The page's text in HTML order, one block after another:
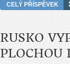
CELÝ PŘÍSPĚVEK
RUSKO
PLOCHOU